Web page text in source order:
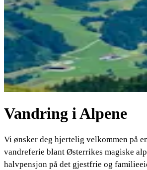
Vandring i Alpene
Vi ønsker deg hjertelig velkommen på
vandreferie blant Østerrikes magiske
halvpensjon på det gjestfrie og